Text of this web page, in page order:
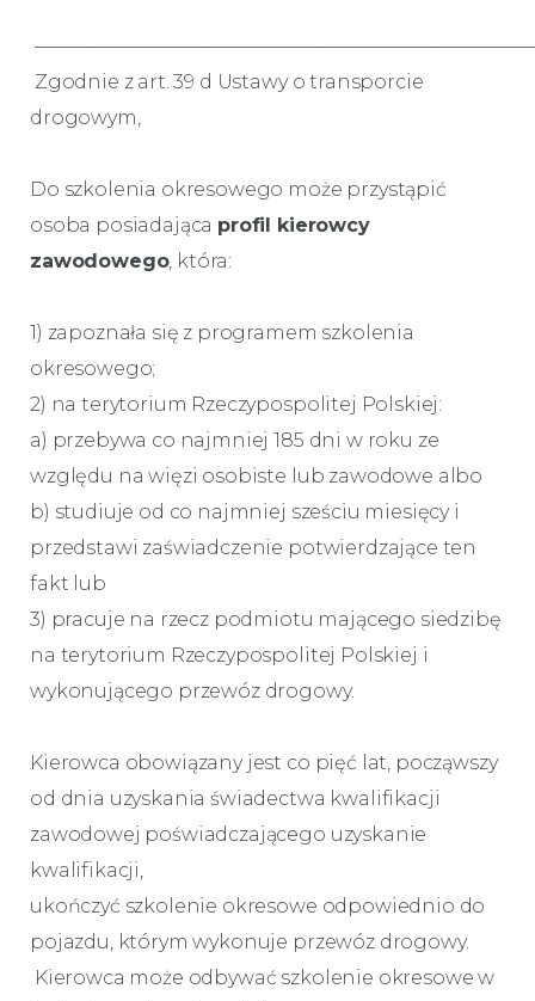
Zgodnie z art. 39 d Ustawy o transporcie
drogowym,
Do szkolenia okresowego może przystąpić
osoba posiadająca profil kierowcy
zawodowego, która:
1) zapoznała się z programem szkolenia
okresowego;
2) na terytorium Rzeczypospolitej Polskiej:
a) przebywa co najmniej 185 dni w roku ze
względu na więzi osobiste lub zawodowe albo
b) studiuje od co najmniej sześciu miesięcy i
przedstawi zaświadczenie potwierdzające ten
fakt lub
3) pracuje na rzecz podmiotu mającego siedzibę
na terytorium Rzeczypospolitej Polskiej i
wykonującego przewóz drogowy.
Kierowca obowiązany jest co pięć lat, począwszy
od dnia uzyskania świadectwa kwalifikacji
zawodowej poświadczającego uzyskanie
kwalifikacji,
ukończyć szkolenie okresowe odpowiednio do
pojazdu, którym wykonuje przewóz drogowy.
Kierowca może odbywać szkolenie okresowe w